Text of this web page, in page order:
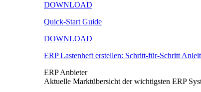
DOWNLOAD
Quick-Start Guide
DOWNLOAD
ERP Lastenheft erstellen: Schritt-für-Schritt
ERP Anbieter
Aktuelle Marktübersicht der wichtigsten ERP